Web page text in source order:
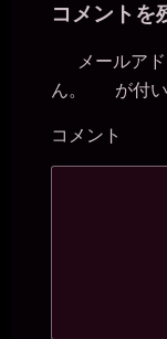
コメントを
メールア
ん。
が付
コメント